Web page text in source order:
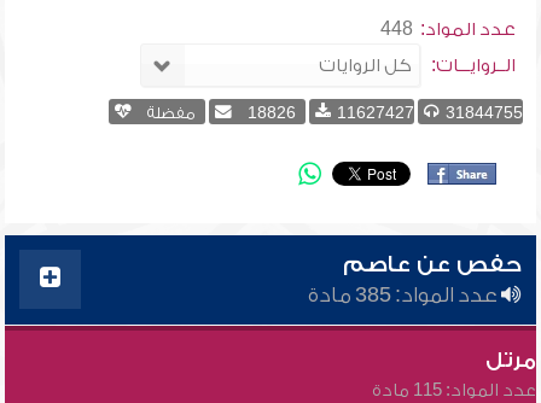
عدد المواد: 448
الــروايـــات:
31844755
11627427
18826 مفضلة
حفص عن عاصم
عدد المواد: 385 مادة
مرتل
عدد المواد: 115 مادة